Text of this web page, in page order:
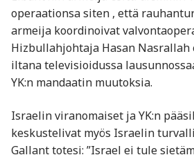
operaationsa siten , että
armeija koordinoivat
Hizbullahjohtaja Hasan
iltana televisioidussa
YK:n mandaatin muutoksia.
Israelin viranomaiset ja YK:n
keskustelivat myös Israelin
Gallant totesi: ”Israel ei tule